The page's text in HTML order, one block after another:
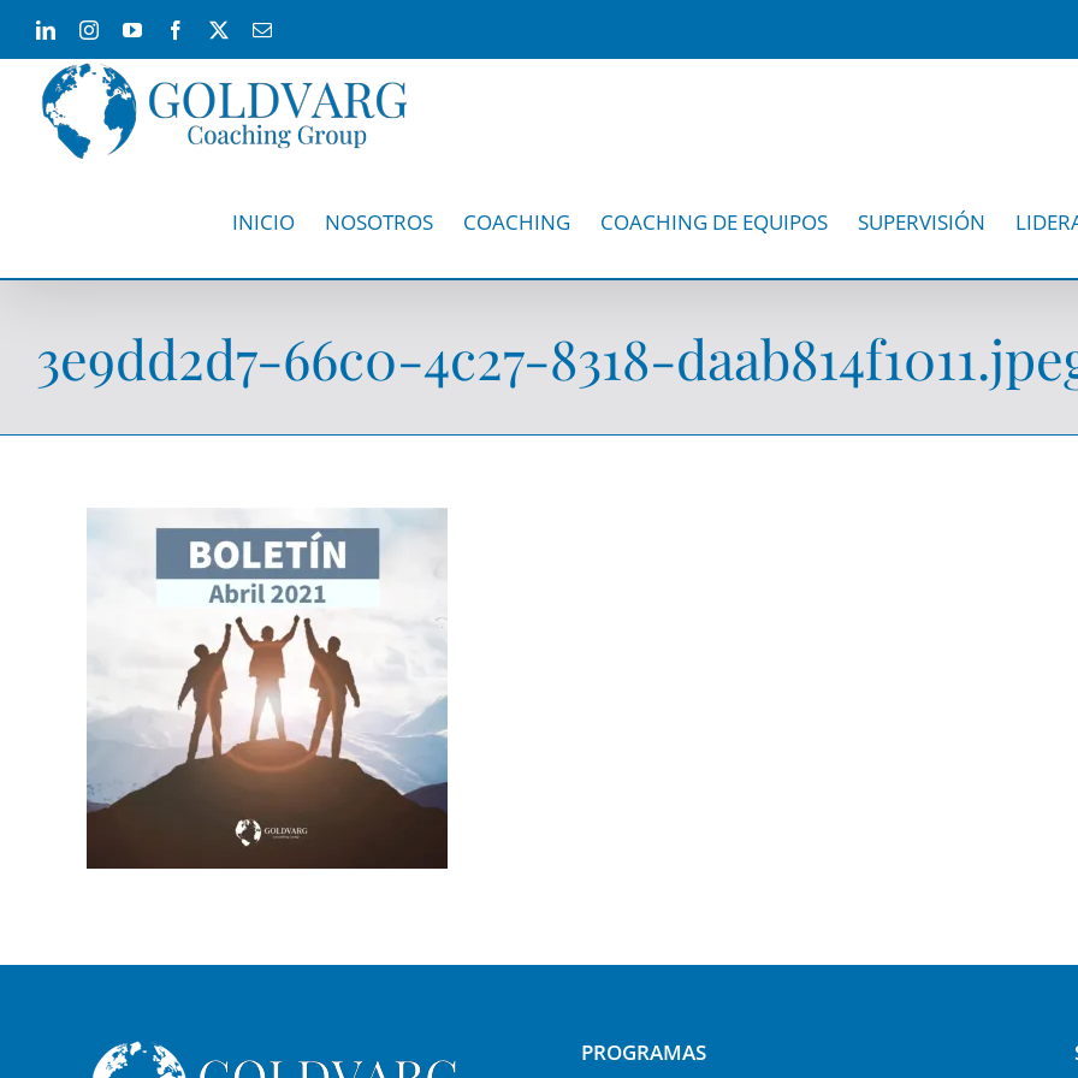
Skip
to
content
LinkedInInstagramYouTubeFacebook Email
INICIO NOSOTROS COACHING COACHING DE EQUIPOS SUPERVISIÓN
3e9dd2d7-66c0-4c27-8318-
PROGRAMAS